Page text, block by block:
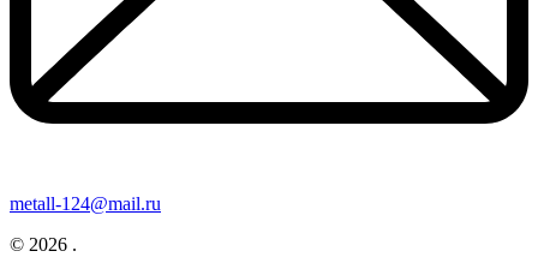
metall-124@mail.ru
© 2026 .